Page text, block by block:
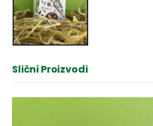
Slični Proizvodi